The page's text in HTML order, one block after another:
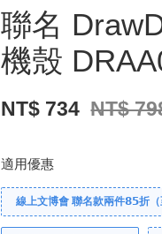
聯名
機殼
NT$ 734 NT$
適用優惠
線上文博會 聯名款兩件𝟴𝟱折（